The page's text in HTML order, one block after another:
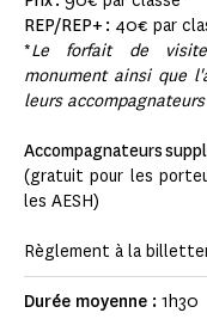
REP/REP+ : 40€ par
*Le forfait de
monument ainsi que
leurs
Accompagnateurs
(gratuit pour les
les AESH)
Règlement à la
Durée moyenne : 1h30